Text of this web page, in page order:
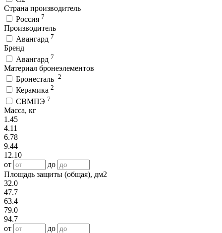
Страна производитель
Россия 7
Производитель
Авангард 7
Бренд
Авангард 7
Материал бронеэлементов
Бронесталь 2
Керамика 2
СВМПЭ 7
Масса, кг
1.45
4.11
6.78
9.44
12.10
от
до
Площадь защиты (общая), дм2
32.0
47.7
63.4
79.0
94.7
от
до